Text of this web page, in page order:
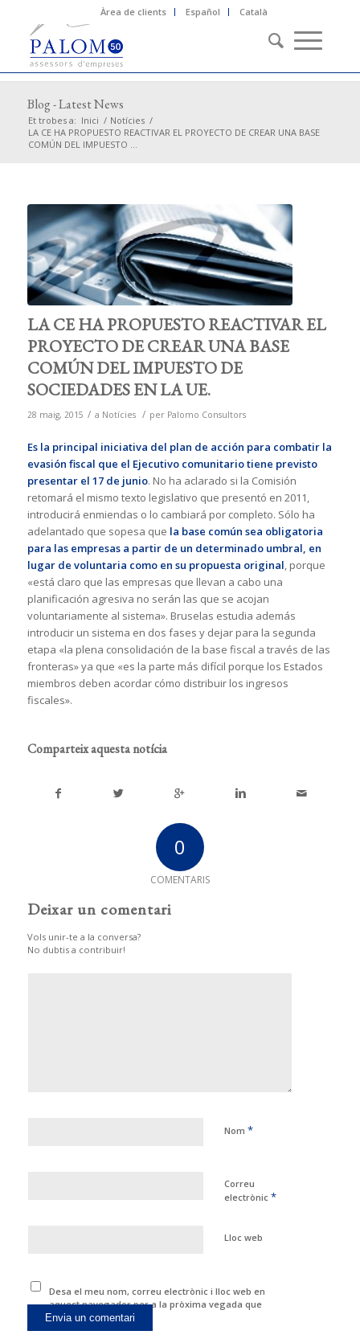
Àrea de clients Español Català
Blog - Latest News
Et trobes a: Inici / Notícies /
LA CE HA PROPUESTO REACTIVAR EL PROYECTO DE CREAR UNA BASE
COMÚN DEL IMPUESTO ...
LA CE HA PROPUESTO REACTIVAR EL
PROYECTO DE CREAR UNA BASE
COMÚN DEL IMPUESTO DE
SOCIEDADES EN LA UE.
28 maig, 2015 / a Notícies / per Palomo Consultors
Es la principal iniciativa del plan de acción para combatir la
evasión fiscal que el Ejecutivo comunitario tiene previsto
presentar el 17 de junio. No ha aclarado si la Comisión
retomará el mismo texto legislativo que presentó en 2011,
introducirá enmiendas o lo cambiará por completo. Sólo ha
adelantado que sopesa que la base común sea obligatoria
para las empresas a partir de un determinado umbral, en
lugar de voluntaria como en su propuesta original, porque
«está claro que las empresas que llevan a cabo una
planificación agresiva no serán las que se acojan
voluntariamente al sistema». Bruselas estudia además
introducir un sistema en dos fases y dejar para la segunda
etapa «la plena consolidación de la base fiscal a través de las
fronteras» ya que «es la parte más difícil porque los Estados
miembros deben acordar cómo distribuir los ingresos
fiscales».
Comparteix aquesta notícia
0
COMENTARIS
Deixar un comentari
Vols unir-te a la conversa?
No dubtis a contribuir!
Nom *
Correu
electrònic *
Lloc web
Desa el meu nom, correu electrònic i lloc web en
aquest navegador per a la pròxima vegada que
comenti.